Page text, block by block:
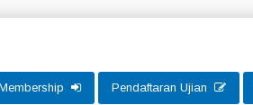
Pendaftaran Ujian